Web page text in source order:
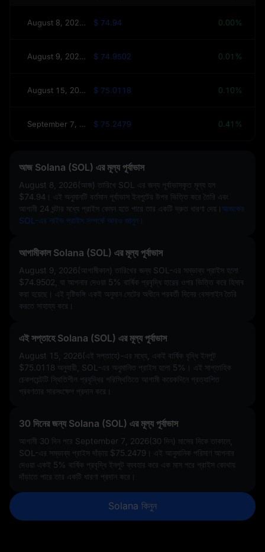
August 8, 2026(আজ) $ 74.94 0.00%
August 9, 2026(আগামীকাল) $ 74.9502 0.01%
August 15, 2026(এই সপ্তাহে) $ 75.0118 0.10%
September 7, 2026(30 দিন) $ 75.2479 0.41%
আজ Solana (SOL) এর মূল্য পূর্বাভাস
August 8, 2026(আজ) তারিখে SOL এর জন্য পূর্বাভাসকৃত মূল্য হল
$74.94 । এই অনুমানটি বর্তমান পূর্বাভাস ইনপুটের উপর ভিত্তি করে তৈরি এবং
আগামী 24 ঘন্টার মধ্যে প্রাইস কেমন হতে পারে তার একটি দ্রুত ধারণা দেয়।আজকের
SOL-এর লাইভ প্রাইস সম্পর্কে আরও জানুন।
আগামীকাল Solana (SOL) এর মূল্য পূর্বাভাস
August 9, 2026(আগামীকাল) তারিখের জন্য SOL-এর সম্ভাব্য প্রাইস হলো
$74.9502 , যা আপনার দেওয়া 5% বার্ষিক প্রবৃদ্ধি হারের ওপর ভিত্তি করে হিসাব
করা হয়েছে। এই দৃষ্টিভঙ্গি একই অনুমান সেটের অধীনে পরবর্তী দিনের বেসলাইন তৈরি
করতে সাহায্য করে।
এই সপ্তাহে Solana (SOL) এর মূল্য পূর্বাভাস
August 15, 2026(এই সপ্তাহে)-এর মধ্যে, একই বার্ষিক বৃদ্ধি ইনপুট
$75.0118 অনুযায়ী, SOL-এর অনুমানিত প্রাইস হলো 5% । এই সাপ্তাহিক
চেকপয়েন্টটি স্থিতিশীল প্রবৃদ্ধির পরিস্থিতিতে আগামী কয়েকদিনে প্রত্যাশিত
প্রবণতার সারসংক্ষেপ প্রদান করে।
30 দিনের জন্য Solana (SOL) এর মূল্য পূর্বাভাস
আগামী 30 দিন পরে September 7, 2026(30 দিন) মাসের দিকে তাকালে,
SOL-এর সম্ভাব্য প্রাইস দাঁড়ায় $75.2479 । এই আনুমানিক পরিমাণ আপনার
দেওয়া একই 5% বার্ষিক প্রবৃদ্ধি ইনপুট ব্যবহার করে এক মাস পরে প্রাইস কোথায়
দাঁড়াতে পারে তার একটি ধারণা প্রদান করে।
Solana কিনুন